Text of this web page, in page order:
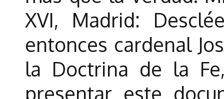
XVI, Madrid:
entonces cardenal
la Doctrina de la
presentar este